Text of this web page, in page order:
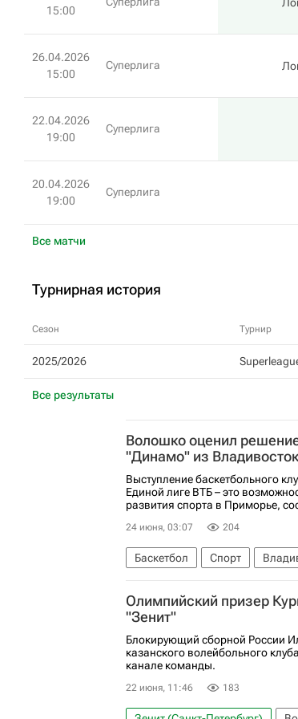
Все матчи
15:00
26.04.2026
15:00
Суперлига
22.04.2026
19:00
Суперлига
20.04.2026
19:00
Суперлига
Турнирная история
Сезон Турнир
2025/2026
Все результаты
Волошко оценил
"Динамо" из
Выступление баскетбольного
Единой лиге ВТБ – это
развития спорта в Приморье,
24 июня, 03:07 204
Баскетбол Спорт
Олег Кожемяко
Автодор
Кубок России по баскетболу
Единая лига ВТБ
Олимпийский призер
"Зенит"
Блокирующий сборной России
казанского волейбольного
канале команды.
22 июня, 11:46 183